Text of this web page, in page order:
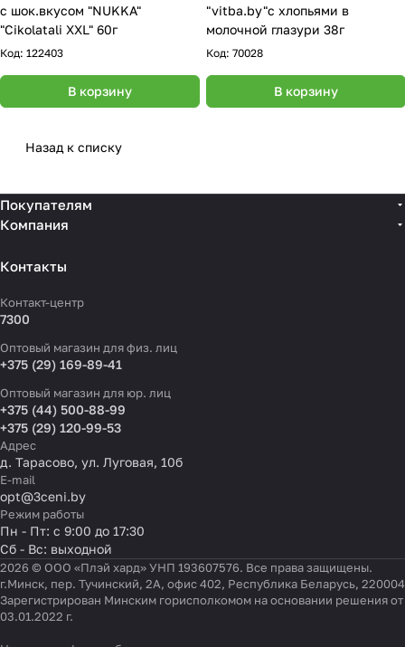
с шок.вкусом "NUKKA"
"Cikolatali XXL" 60г
Код: 122403
В корзину
"vitba.by"с хлопьями в
молочной глазури 38г
Код: 70028
В корзину
Назад к списку
Покупателям
Компания
Контакты
Контакт-центр
7300
Оптовый магазин для физ. лиц
+375 (29) 169-89-41
Оптовый магазин для юр. лиц
+375 (44) 500-88-99
+375 (29) 120-99-53
Адрес
д. Тарасово, ул. Луговая, 10б
E-mail
opt@3ceni.by
Режим работы
Пн - Пт: с 9:00 до 17:30
Сб - Вс: выходной
2026 © ООО «Плэй хард» УНП 193607576. Все права защищены.
г.Минск, пер. Тучинский, 2А, офис 402, Республика Беларусь, 220004
Зарегистрирован Минским горисполкомом на основании решения от
03.01.2022 г.